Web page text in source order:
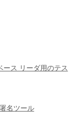
ス リーダ用のテス
名ツール